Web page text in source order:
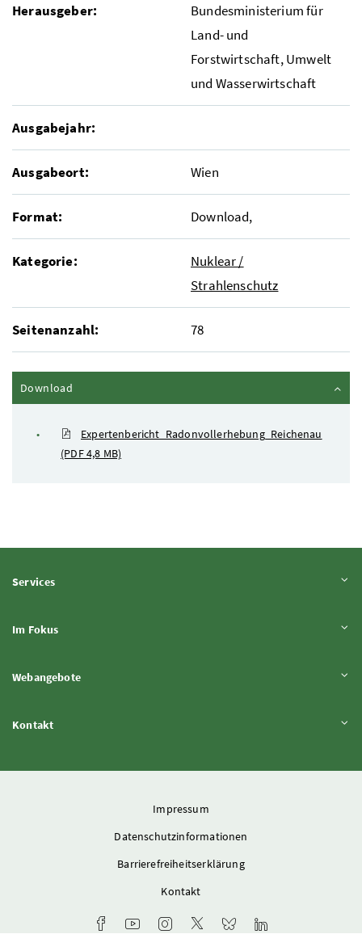
Herausgeber:
Bundesministerium für
Land- und
Forstwirtschaft, Umwelt
und Wasserwirtschaft
Ausgabejahr:
Ausgabeort: Wien
Format: Download,
Kategorie:
Nuklear /
Strahlenschutz
Seitenanzahl: 78
Download
Expertenbericht_Radonvollerhebung_Reichenau
(PDF 4,8 MB)
ServicesInhalt aufklappen
Im FokusInhalt aufklappen
WebangeboteInhalt aufklappen
KontaktInhalt aufklappen
Impressum
Datenschutzinformationen
Barrierefreiheitserklärung
Kontakt
Facebook-Kanal des Ministeriums
Youtube-Kanal des Bundesministeriums
Instagram-Auftritt des Ministeriums
X-Account des Ministeriums
Bluesky-Account des